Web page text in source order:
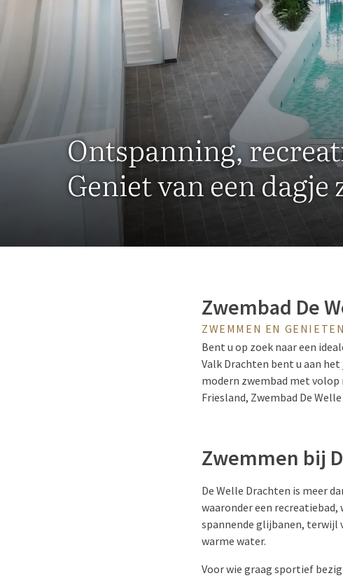
Ontspanning,
Geniet van een dagje
Zwembad De
ZWEMMEN EN
Bent u op zoek naar een
Valk Drachten bent u aan
modern zwembad met volop
Friesland, Zwembad De
Zwemmen bij
De Welle Drachten is meer
waaronder een recreatiebad,
spannende glijbanen, terwijl
warme water.
Voor wie graag sportief